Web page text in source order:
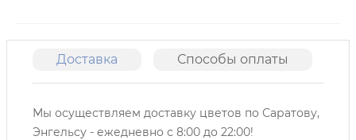
Доставка Способы оплаты
Мы осуществляем доставку цветов по Саратову,
Энгельсу - ежедневно с 8:00 до 22:00!